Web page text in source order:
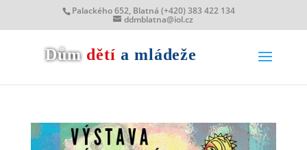
Palackého 652, Blatná (+420) 383 422 134
ddmblatna@iol.cz
Dům dětí a mládeže